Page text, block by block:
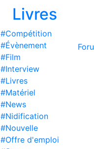
Livres
#Compétition
#Évènement
#Film
#Interview
#Livres
#Matériel
#News
#Nidification
#Nouvelle
#Offre d'emploi